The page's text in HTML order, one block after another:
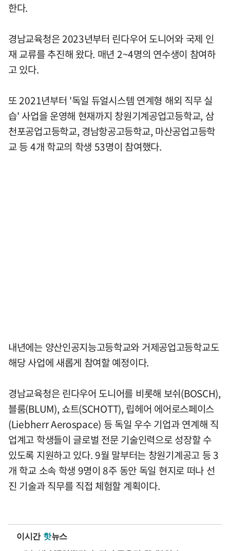
한다.
경남교육청은 2023년부터 린다우어 도니어와 국제 인
재 교류를 추진해 왔다. 매년 2~4명의 연수생이 참여하
고 있다.
또 2021년부터 '독일 듀얼시스템 연계형 해외 직무 실
습' 사업을 운영해 현재까지 창원기계공업고등학교, 삼
천포공업고등학교, 경남항공고등학교, 마산공업고등학
교 등 4개 학교의 학생 53명이 참여했다.
내년에는 양산인공지능고등학교와 거제공업고등학교도
해당 사업에 새롭게 참여할 예정이다.
경남교육청은 린다우어 도니어를 비롯해 보쉬(BOSCH),
블룸(BLUM), 쇼트(SCHOTT), 립헤어 에어로스페이스
(Liebherr Aerospace) 등 독일 우수 기업과 연계해 직
업계고 학생들이 글로벌 전문 기술인력으로 성장할 수
있도록 지원하고 있다. 9월 말부터는 창원기계공고 등 3
개 학교 소속 학생 9명이 8주 동안 독일 현지로 떠나 선
진 기술과 직무를 직접 체험할 계획이다.
이시간 핫뉴스